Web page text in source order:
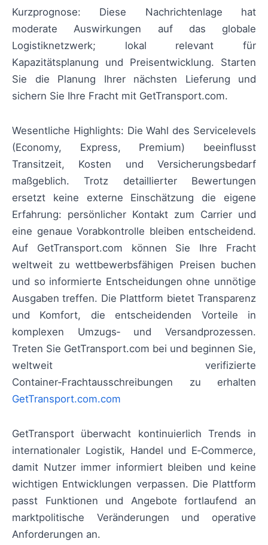
Kurzprognose: Diese Nachrichtenlage hat
moderate Auswirkungen auf das globale
Logistiknetzwerk; lokal relevant für
Kapazitätsplanung und Preisentwicklung. Starten
Sie die Planung Ihrer nächsten Lieferung und
sichern Sie Ihre Fracht mit GetTransport.com.
Wesentliche Highlights: Die Wahl des Servicelevels
(Economy, Express, Premium) beeinflusst
Transitzeit, Kosten und Versicherungsbedarf
maßgeblich. Trotz detaillierter Bewertungen
ersetzt keine externe Einschätzung die eigene
Erfahrung: persönlicher Kontakt zum Carrier und
eine genaue Vorabkontrolle bleiben entscheidend.
Auf GetTransport.com können Sie Ihre Fracht
weltweit zu wettbewerbsfähigen Preisen buchen
und so informierte Entscheidungen ohne unnötige
Ausgaben treffen. Die Plattform bietet Transparenz
und Komfort, die entscheidenden Vorteile in
komplexen Umzugs‑ und Versandprozessen.
Treten Sie GetTransport.com bei und beginnen Sie,
weltweit verifizierte
Container‑Frachtausschreibungen zu erhalten
GetTransport.com.com
GetTransport überwacht kontinuierlich Trends in
internationaler Logistik, Handel und E‑Commerce,
damit Nutzer immer informiert bleiben und keine
wichtigen Entwicklungen verpassen. Die Plattform
passt Funktionen und Angebote fortlaufend an
marktpolitische Veränderungen und operative
Anforderungen an.